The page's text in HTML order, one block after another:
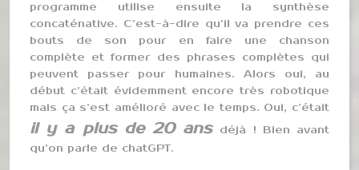
programme utilise ensuite la synthèse
concaténative. C’est-à-dire qu’il va prendre ces
bouts de son pour en faire une chanson
complète et former des phrases complètes qui
peuvent passer pour humaines. Alors oui, au
début c’était évidemment encore très robotique
mais ça s’est amélioré avec le temps. Oui, c’était
il y a plus de 20 ans
déjà ! Bien avant
qu’on parle de chatGPT.